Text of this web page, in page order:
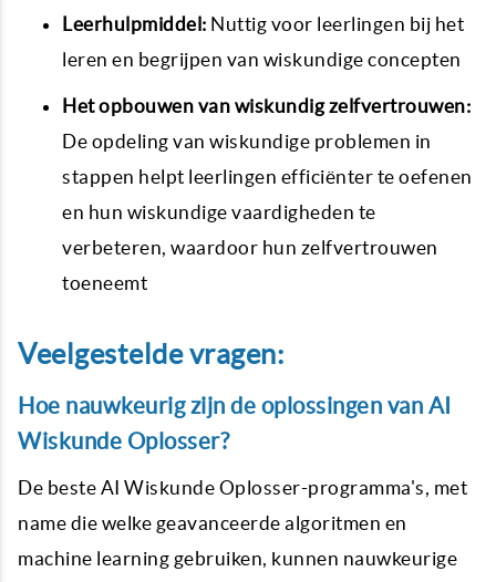
Leerhulpmiddel: Nuttig voor leerlingen bij het
leren en begrijpen van wiskundige concepten
Het opbouwen van wiskundig zelfvertrouwen:
De opdeling van wiskundige problemen in
stappen helpt leerlingen efficiënter te oefenen
en hun wiskundige vaardigheden te
verbeteren, waardoor hun zelfvertrouwen
toeneemt
Veelgestelde vragen:
Hoe nauwkeurig zijn de oplossingen van AI
Wiskunde Oplosser?
De beste AI Wiskunde Oplosser-programma's, met
name die welke geavanceerde algoritmen en
machine learning gebruiken, kunnen nauwkeurige